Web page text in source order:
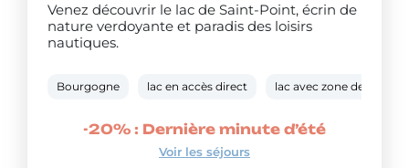
Venez découvrir le lac de Saint-Point, écrin de
nature verdoyante et paradis des loisirs
nautiques.
Bourgogne lac en accès direct lac avec zone de
-20% : Dernière minute d’été
Voir les séjours